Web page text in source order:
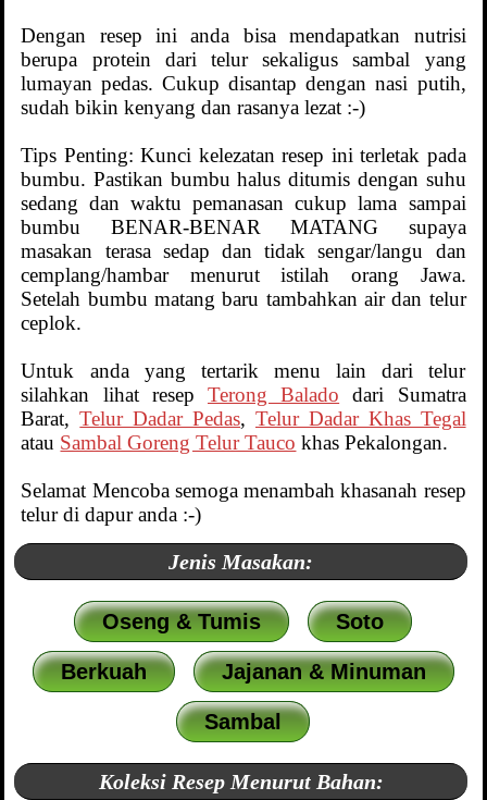
Dengan resep ini anda bisa mendapatkan nutrisi
berupa protein dari telur sekaligus sambal yang
lumayan pedas. Cukup disantap dengan nasi putih,
sudah bikin kenyang dan rasanya lezat :-)
Tips Penting: Kunci kelezatan resep ini terletak pada
bumbu. Pastikan bumbu halus ditumis dengan suhu
sedang dan waktu pemanasan cukup lama sampai
bumbu BENAR-BENAR MATANG supaya
masakan terasa sedap dan tidak sengar/langu dan
cemplang/hambar menurut istilah orang Jawa.
Setelah bumbu matang baru tambahkan air dan telur
ceplok.
Untuk anda yang tertarik menu lain dari telur
silahkan lihat resep Terong Balado dari Sumatra
Barat,Telur Dadar Pedas, Telur Dadar Khas Tegal
atau Sambal Goreng Telur Tauco khas Pekalongan.
Selamat Mencoba semoga menambah khasanah resep
telur di dapur anda :-)
Jenis Masakan:
Oseng & Tumis Soto
Berkuah Jajanan & Minuman
Sambal
Koleksi Resep Menurut Bahan: